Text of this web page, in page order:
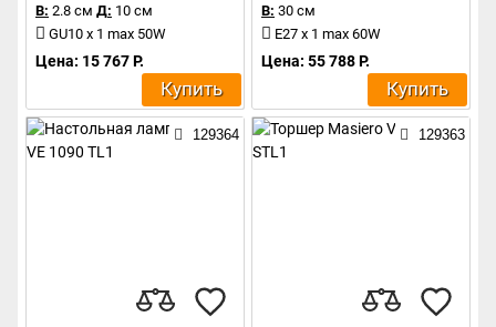
В: 2.8 см Д: 10 см
GU10 x 1 max 50W
Цена: 15 767 Р.
Купить
В: 30 см
E27 x 1 max 60W
Цена: 55 788 Р.
Купить
129364 129363